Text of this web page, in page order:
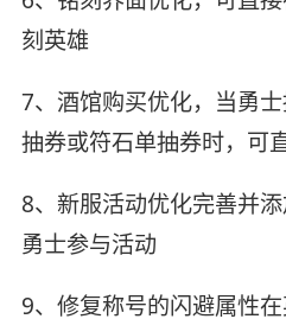
刻英雄
7、酒馆购买优化，当勇
抽券或符石单抽券时，可
8、新服活动优化完善并
勇士参与活动
9、修复称号的闪避属性